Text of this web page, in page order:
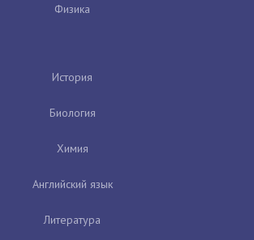
Физика
История
Биология
Химия
Английский язык
Литература